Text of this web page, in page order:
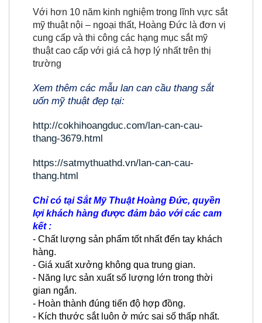
Với hơn 10 năm kinh nghiệm trong lĩnh vực sắt
mỹ thuật nội – ngoại thất, Hoàng Đức là đơn vị
cung cấp và thi công các hạng mục sắt mỹ
thuật cao cấp với giá cả hợp lý nhất trên thị
trường
Xem thêm các mẫu lan can cầu thang sắt
uốn mỹ thuật đẹp tại:
http://cokhihoangduc.com/lan-can-cau-
thang-3679.html
https://satmythuathd.vn/lan-can-cau-
thang.html
Chỉ có tại Sắt Mỹ Thuật Hoàng Đức, quyền
lợi khách hàng được đảm bảo với các cam
kết :
- Chất lượng sản phẩm tốt nhất đến tay khách
hàng.
- Giá xuất xưởng không qua trung gian.
- Năng lực sản xuất số lượng lớn trong thời
gian ngắn.
- Hoàn thành đúng tiến độ hợp đồng.
- Kích thước sắt luôn ở mức sai số thấp nhất.